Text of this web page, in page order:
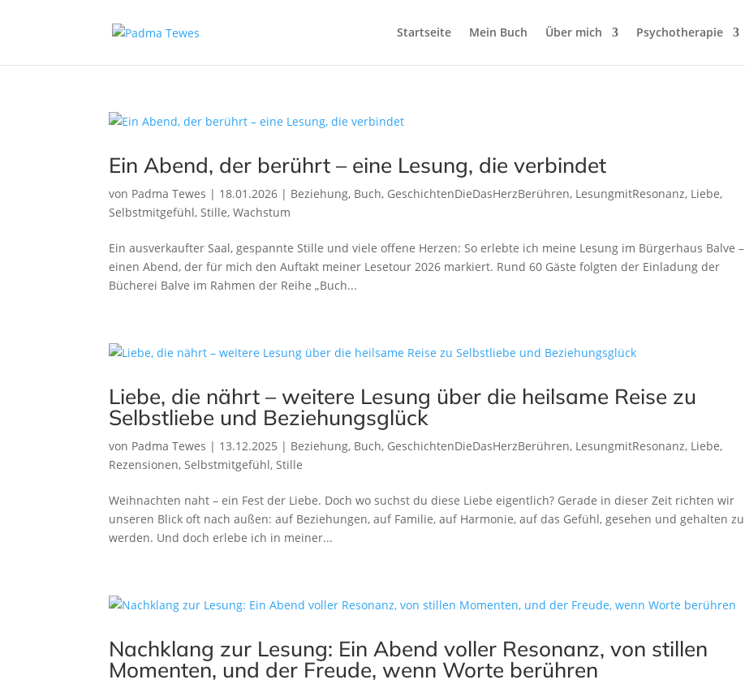
Startseite Mein Buch Über mich Psychotherapie
Ein Abend, der berührt – eine Lesung, die verbindet
von Padma Tewes | 18.01.2026 | Beziehung, Buch, GeschichtenDieDasHerzBerühren, LesungmitResonanz, Liebe,
Selbstmitgefühl,Stille,Wachstum
Ein ausverkaufter Saal, gespannte Stille und viele offene Herzen: So erlebte ich meine Lesung im Bürgerhaus Balve –
einen Abend, der für mich den Auftakt meiner Lesetour 2026 markiert. Rund 60 Gäste folgten der Einladung der
Bücherei Balve im Rahmen der Reihe „Buch...
Liebe, die nährt – weitere Lesung über die heilsame Reise zu
Selbstliebe und Beziehungsglück
von Padma Tewes | 13.12.2025 | Beziehung, Buch, GeschichtenDieDasHerzBerühren, LesungmitResonanz, Liebe,
Rezensionen,Selbstmitgefühl,Stille
Weihnachten naht – ein Fest der Liebe. Doch wo suchst du diese Liebe eigentlich? Gerade in dieser Zeit richten wir
unseren Blick oft nach außen: auf Beziehungen, auf Familie, auf Harmonie, auf das Gefühl, gesehen und gehalten zu
werden. Und doch erlebe ich in meiner...
Nachklang zur Lesung: Ein Abend voller Resonanz, von stillen
Momenten, und der Freude, wenn Worte berühren